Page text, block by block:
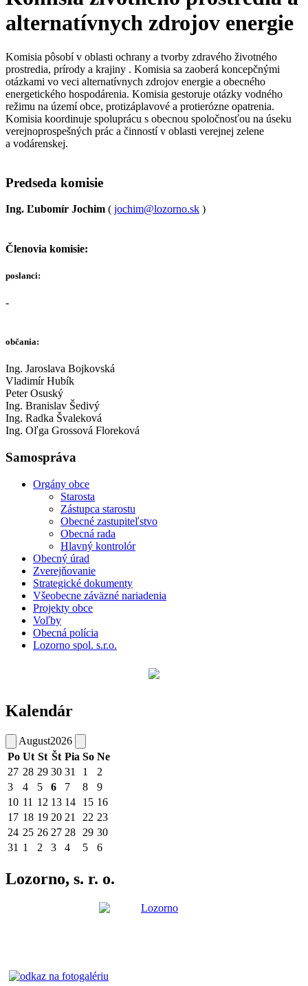
alternatívnych zdrojov energie
Komisia pôsobí v oblasti ochrany a tvorby zdravého životného
prostredia, prírody a krajiny . Komisia sa zaoberá koncepčnými
otázkami vo veci alternatívnych zdrojov energie a obecného
energetického hospodárenia. Komisia gestoruje otázky vodného
režimu na území obce, protizáplavové a protierózne opatrenia.
Komisia koordinuje spoluprácu s obecnou spoločnosťou na úseku
verejnoprospešných prác a činností v oblasti verejnej zelene
a vodárenskej.
Predseda komisie
Ing. Ľubomír Jochim ( jochim@lozorno.sk )
Členovia komisie:
poslanci:
-
občania:
Ing. Jaroslava Bojkovská
Vladimír Hubík
Peter Osuský
Ing. Branislav Šedivý
Ing. Radka Švaleková
Ing. Oľga Grossová Floreková
Samospráva
Orgány obce
Starosta
Zástupca starostu
Obecné zastupiteľstvo
Obecná rada
Hlavný kontrolór
Obecný úrad
Zverejňovanie
Strategické dokumenty
Všeobecne záväzné nariadenia
Projekty obce
Voľby
Obecná polícia
Lozorno spol. s.r.o.
Kalendár
August2026
Po Ut St Št Pia So Ne
27 28 29 30 31 1
2
3
4 5 6 7 8
9
10 11 12 13 14 15 16
17 18 19 20 21 22 23
24 25 26 27 28 29 30
31 1 2 3 4 5 6
Lozorno, s. r. o.